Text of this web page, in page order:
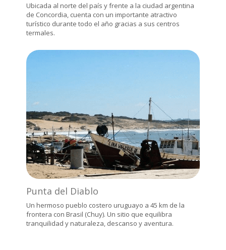
Ubicada al norte del país y frente a la ciudad argentina
de Concordia, cuenta con un importante atractivo
turístico durante todo el año gracias a sus centros
termales.
Punta del Diablo
Un hermoso pueblo costero uruguayo a 45 km de la
frontera con Brasil (Chuy). Un sitio que equilibra
tranquilidad y naturaleza, descanso y aventura.